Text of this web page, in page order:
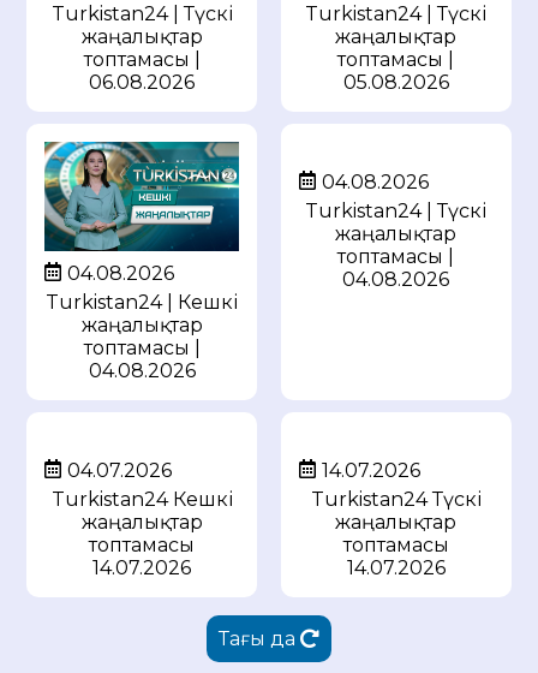
Turkistan24 | Түскі
жаңалықтар
топтамасы |
06.08.2026
Turkistan24 | Түскі
жаңалықтар
топтамасы |
05.08.2026
04.08.2026
Turkistan24 | Кешкі
жаңалықтар
топтамасы |
04.08.2026
04.08.2026
Turkistan24 | Түскі
жаңалықтар
топтамасы |
04.08.2026
04.07.2026
Turkistan24 Кешкі
жаңалықтар
топтамасы
14.07.2026
14.07.2026
Turkistan24 Түскі
жаңалықтар
топтамасы
14.07.2026
Тағы да